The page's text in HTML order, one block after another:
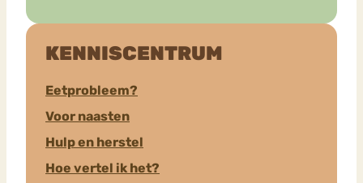
KENNISCENTRUM
Eetprobleem?
Voor naasten
Hulp en herstel
Hoe vertel ik het?